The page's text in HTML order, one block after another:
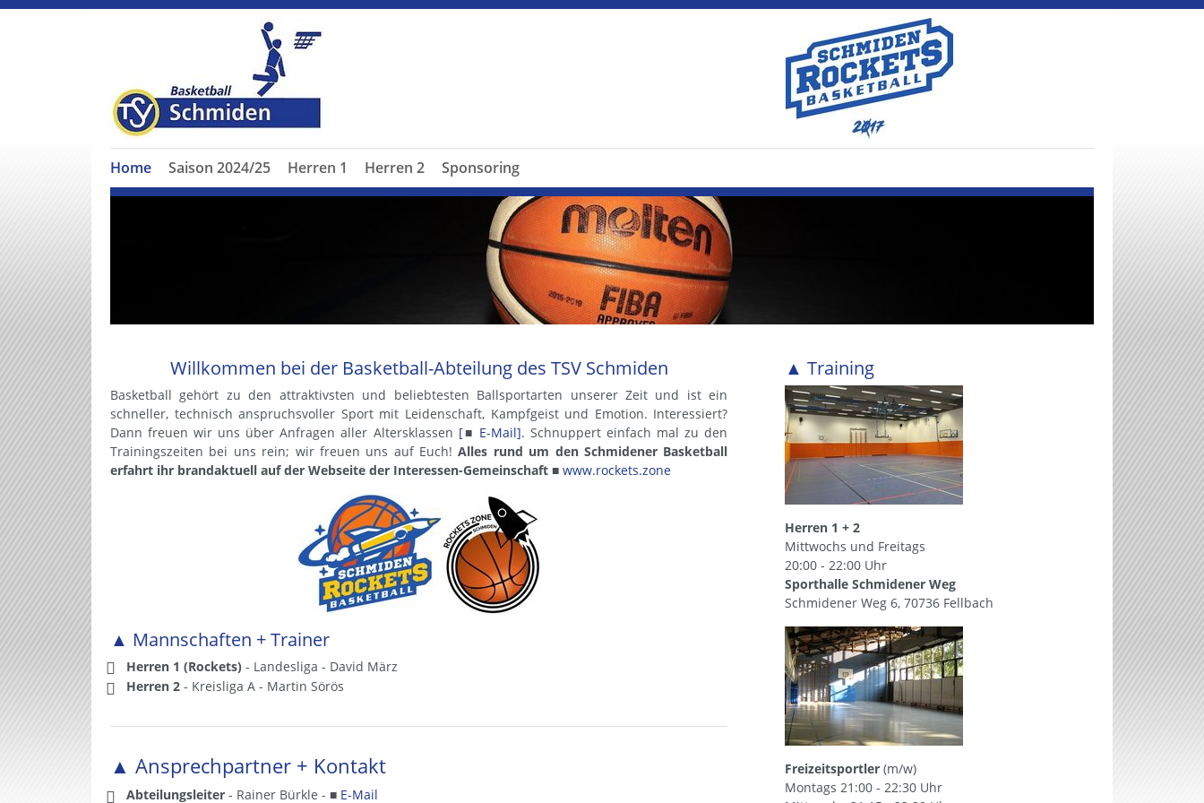
Home Saison 2024/25 Herren 1 Herren 2 Sponsoring
Willkommen bei der Basketball-Abteilung des TSV Schmiden
Basketball gehört zu den attraktivsten und beliebtesten Ballsportarten unserer Zeit und ist ein
schneller, technisch anspruchsvoller Sport mit Leidenschaft, Kampfgeist und Emotion. Interessiert?
Dann freuen wir uns über Anfragen aller Altersklassen [■ E-Mail]. Schnuppert einfach mal zu den
Trainingszeiten bei uns rein; wir freuen uns auf Euch!Alles rund um den Schmidener Basketball
erfahrt ihr brandaktuell auf der Webseite der Interessen-Gemeinschaft ■ www.rockets.zone
▲ Mannschaften + Trainer
Herren 1 (Rockets) - Landesliga - David März
Herren 2 - Kreisliga A - Martin Sörös
▲ Ansprechpartner + Kontakt
Abteilungsleiter - Rainer Bürkle - ■ E-Mail
▲ Training
Herren 1 + 2
Mittwochs und Freitags
20:00 - 22:00 Uhr
Sporthalle Schmidener Weg
Schmidener Weg 6, 70736 Fellbach
Freizeitsportler (m/w)
Montags 21:00 - 22:30 Uhr